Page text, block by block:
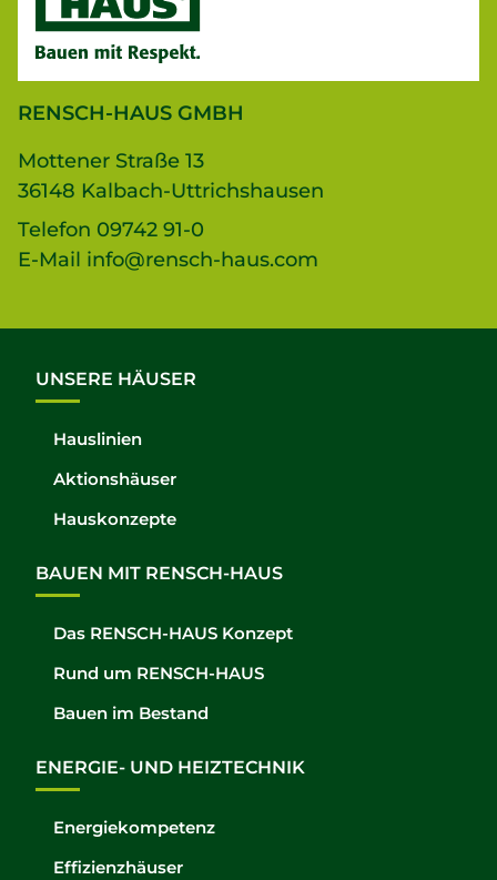
RENSCH-HAUS GMBH
Mottener Straße 13
36148 Kalbach-Uttrichshausen
Telefon 09742 91-0
E-Mail info@rensch-haus.com
UNSERE HÄUSER
Hauslinien
Aktionshäuser
Hauskonzepte
BAUEN MIT RENSCH-HAUS
Das RENSCH-HAUS Konzept
Rund um RENSCH-HAUS
Bauen im Bestand
ENERGIE- UND HEIZTECHNIK
Energiekompetenz
Effizienzhäuser